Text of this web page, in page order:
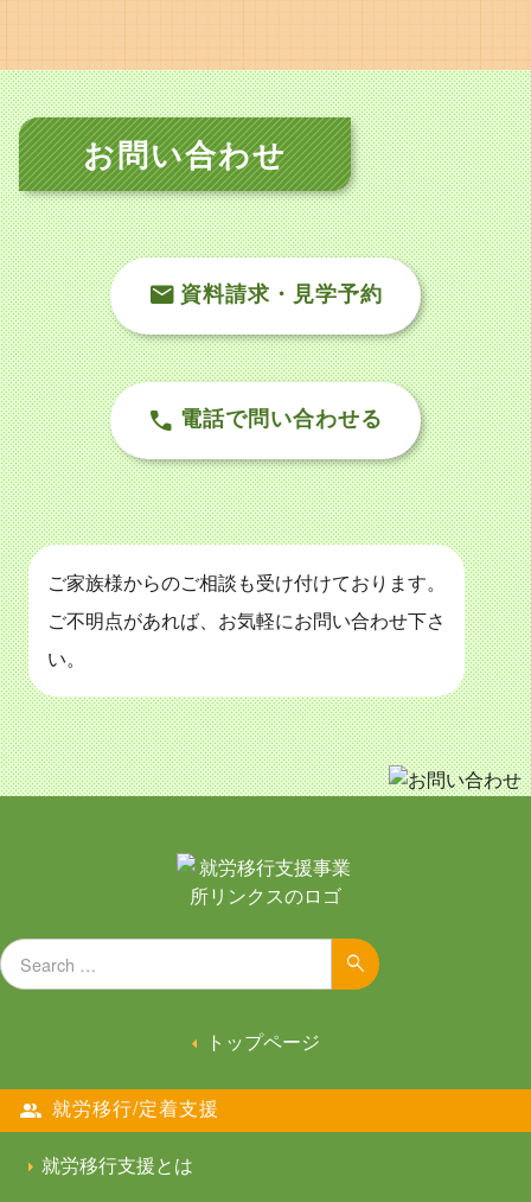
お問い合わせ
資料請求・見学予約
電話で問い合わせる
ご家族様からのご相談も受け付けております。
ご不明点があれば、お気軽にお問い合わせ下さ
い。
Search for: Search
トップページ
就労移行/定着支援
就労移行支援とは